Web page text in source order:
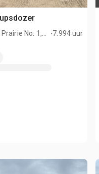
No. 1,
.7.994 uur